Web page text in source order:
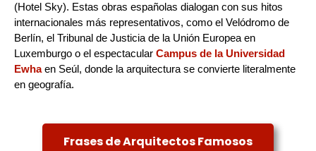
(Hotel Sky). Estas obras españolas dialogan con sus hitos
internacionales más representativos, como el Velódromo de
Berlín, el Tribunal de Justicia de la Unión Europea en
Luxemburgo o el espectacular Campus de la Universidad
Ewhaen Seúl, donde la arquitectura se convierte literalmente
en geografía.
Frases de Arquitectos Famosos